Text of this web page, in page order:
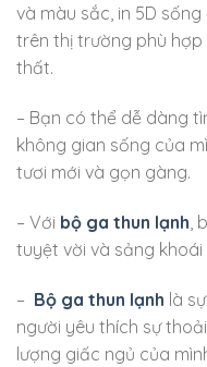
và màu sắc, in 5D
trên thị trường phù
thất.
– Bạn có thể dễ dàng
không gian sống của
tươi mới và gọn gàng.
– Với bộ ga thun lạnh ,
tuyệt vời và sảng khoái
– Bộ ga thun lạnh là
người yêu thích sự
lượng giấc ngủ của